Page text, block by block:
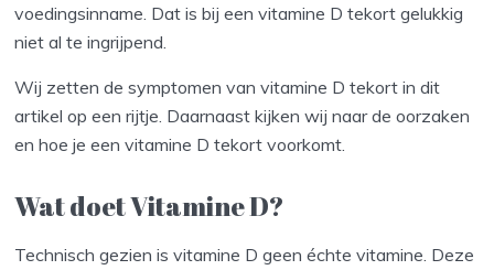
voedingsinname. Dat is bij een vitamine D tekort gelukkig
niet al te ingrijpend.
Wij zetten de symptomen van vitamine D tekort in dit
artikel op een rijtje. Daarnaast kijken wij naar de oorzaken
en hoe je een vitamine D tekort voorkomt.
Wat doet Vitamine D?
Technisch gezien is vitamine D geen échte vitamine. Deze